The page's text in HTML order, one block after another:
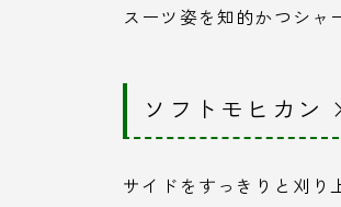
スーツ姿を知的かつシャ
ソフトモヒカ
サイドをすっきりと刈り